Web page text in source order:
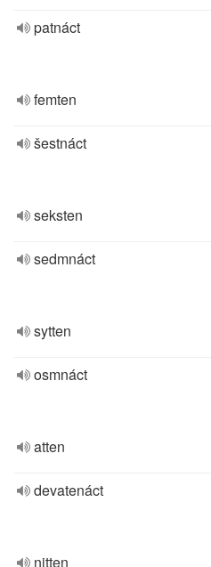
patnáct
femten
šestnáct
seksten
sedmnáct
sytten
osmnáct
atten
devatenáct
nitten